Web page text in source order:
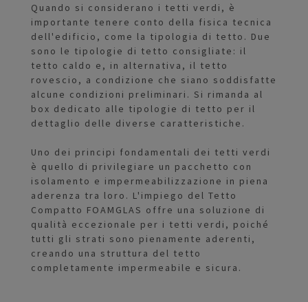
Quando si considerano i tetti verdi, è
importante tenere conto della fisica tecnica
dell'edificio, come la tipologia di tetto. Due
sono le tipologie di tetto consigliate: il
tetto caldo e, in alternativa, il tetto
rovescio, a condizione che siano soddisfatte
alcune condizioni preliminari. Si rimanda al
box dedicato alle tipologie di tetto per il
dettaglio delle diverse caratteristiche.
Uno dei principi fondamentali dei tetti verdi
è quello di privilegiare un pacchetto con
isolamento e impermeabilizzazione in piena
aderenza tra loro. L'impiego del Tetto
Compatto FOAMGLAS offre una soluzione di
qualità eccezionale per i tetti verdi, poiché
tutti gli strati sono pienamente aderenti,
creando una struttura del tetto
completamente impermeabile e sicura.